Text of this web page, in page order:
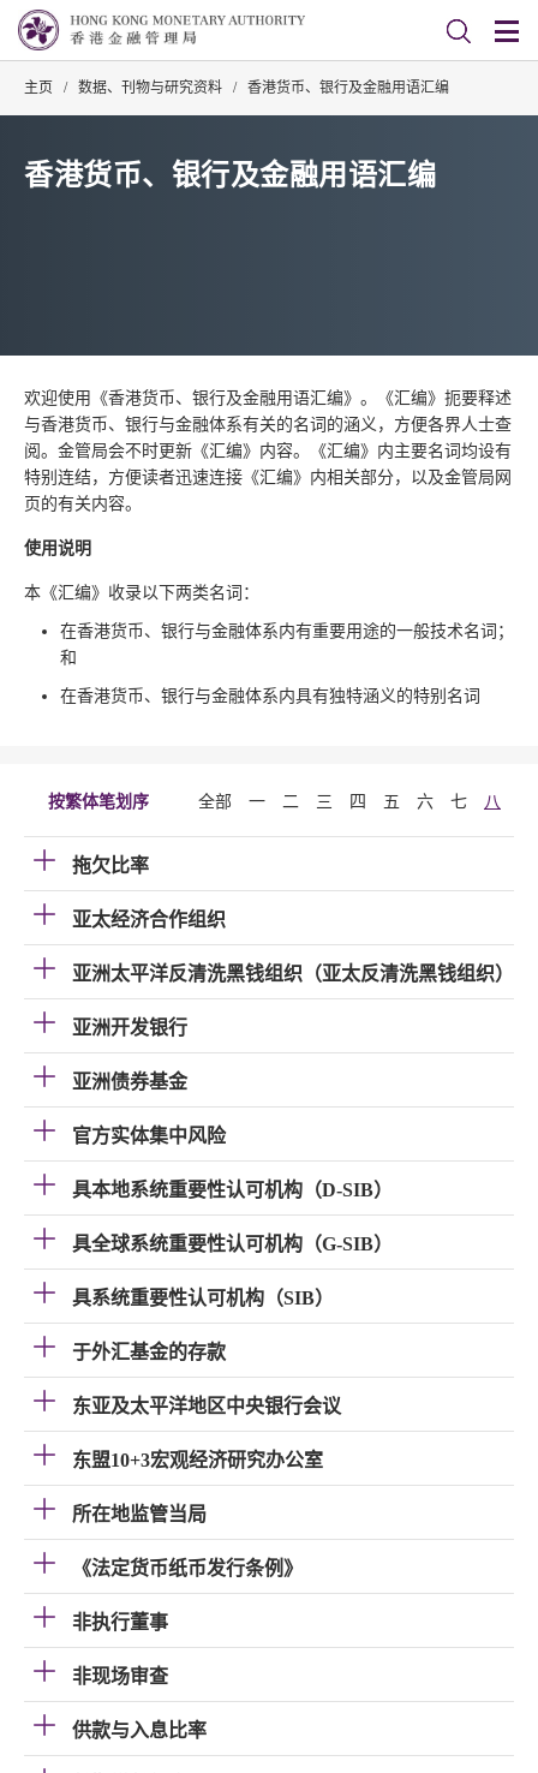
主页 / 数据、刊物与研究资料 / 香港货币、银行及金融用语汇编
香港货币、银行及金融用语汇编
欢迎使用《香港货币、银行及金融用语汇编》。《汇编》扼要释述
与香港货币、银行与金融体系有关的名词的涵义，方便各界人士查
阅。金管局会不时更新《汇编》内容。《汇编》内主要名词均设有
特别连结，方便读者迅速连接《汇编》内相关部分，以及金管局网
页的有关内容。
使用说明
本《汇编》收录以下两类名词：
在香港货币、银行与金融体系内有重要用途的一般技术名词；
和
在香港货币、银行与金融体系内具有独特涵义的特别名词
按繁体笔划序 全部 一 二 三 四 五 六 七 八
拖欠比率
亚太经济合作组织
亚洲太平洋反清洗黑钱组织（亚太反清洗黑钱组织）
亚洲开发银行
亚洲债券基金
官方实体集中风险
具本地系统重要性认可机构（D-SIB）
具全球系统重要性认可机构（G-SIB）
具系统重要性认可机构（SIB）
于外汇基金的存款
东亚及太平洋地区中央银行会议
东盟10+3宏观经济研究办公室
所在地监管当局
《法定货币纸币发行条例》
非执行董事
非现场审查
供款与入息比率